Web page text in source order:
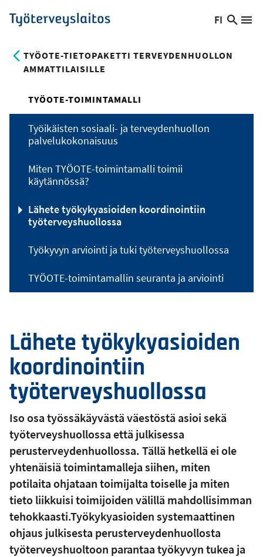
Hyppää
pääsisältöön
Työterveyslaitos
Vaihda
nykyinen
kieli:
FI
Hae
TYÖOTE-TIETOPAKETTI TERVEYDENHUOLLON
AMMATTILAISILLE
Lähete työkykyasioiden
koordinointiin
työterveyshuollossa
Iso osa työssäkäyvästä väestöstä asioi sekä
työterveyshuollossa että julkisessa
perusterveydenhuollossa. Tällä hetkellä ei ole
yhtenäisiä toimintamalleja siihen, miten
potilaita ohjataan toimijalta toiselle ja miten
tieto liikkuisi toimijoiden välillä mahdollisimman
tehokkaasti.Työkykyasioiden systemaattinen
ohjaus julkisesta perusterveydenhuollosta
työterveyshuoltoon parantaa työkyvyn tukea ja
TYÖOTE-TOIMINTAMALLI
Työikäisten sosiaali- ja terveydenhuollon
palvelukokonaisuus
Miten TYÖOTE-toimintamalli toimii
käytännössä?
Lähete työkykyasioiden koordinointiin
työterveyshuollossa
Työkyvyn arviointi ja tuki työterveyshuollossa
TYÖOTE-toimintamallin seuranta ja arviointi